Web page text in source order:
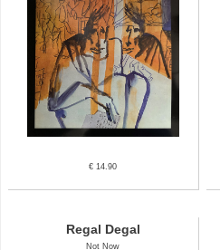
€ 14.90
Regal Degal
Not Now